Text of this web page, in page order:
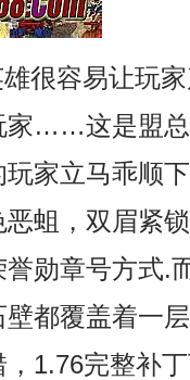
很容易让玩
……这是盟总
家立马乖顺
蛆，双眉紧
勋章号方式.
都覆盖着一
1.76完整补